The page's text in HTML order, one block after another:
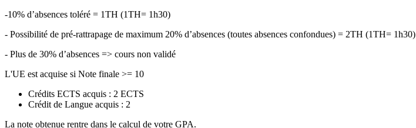
-10% d’absences toléré = 1TH (1TH= 1h30)
- Possibilité de pré-rattrapage de maximum 20% d’absences (toutes absences confondues) = 2TH (1TH= 1h30)
- Plus de 30% d’absences => cours non validé
L'UE est acquise si Note finale >= 10
Crédits ECTS acquis : 2 ECTS
Crédit de Langue acquis : 2
La note obtenue rentre dans le calcul de votre GPA.